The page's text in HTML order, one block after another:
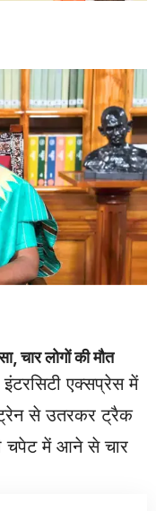
चार लोगों की मौत
एक्सप्रेस में
से उतरकर ट्रैक
चपेट में आने से चार